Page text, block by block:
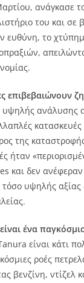
ανάγκασε
του και
ευθύνη, το
επιβεβαιώνουν
υψηλής
της
ήταν
και δεν
υψηλής αξίας
ένα
είναι κάτι
ροές
βενζίνη, ντίζελ